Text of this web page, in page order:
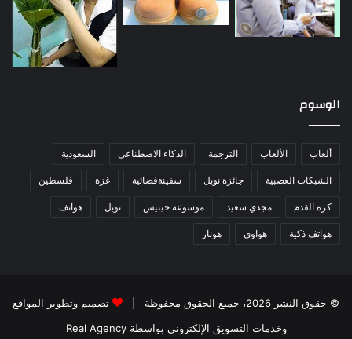
الوسوم
ألعاب الألعاب الترجمة الذكاء الاصطناعي السعودية
الشبكات العصبية جائزة نوبل سفينةفضائية غزة فلسطين
كرة القدم مجدي سعيد موسوعة جينيس نوبل هواتف
هواتف ذكية هواوي هونار
© حقوق النشر 2026، جميع الحقوق محفوظة |
تصميم وتطوير المواقع
وخدمات التسويق الإلكتروني بواسطة Real Agency